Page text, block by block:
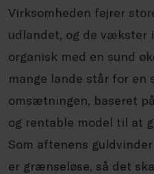
Virksomheden fejrer
udlandet, og de
organisk med en sund
mange lande står for en
omsætningen, baseret
og rentable model til at
Som aftenens
er grænseløse, så det